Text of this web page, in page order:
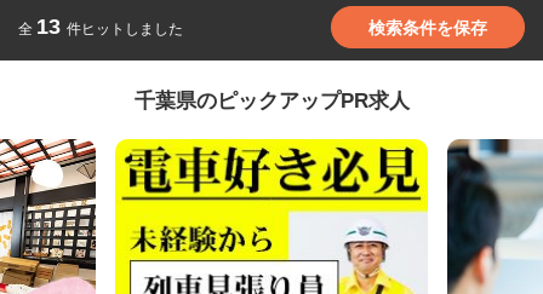
全 13 件ヒットしました 検索条件を保存
千葉県のピックアップPR求人